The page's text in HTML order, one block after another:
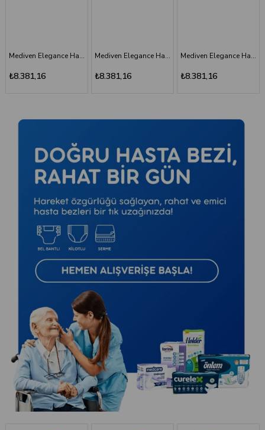
Mediven Elegance Hamile Varis Çorabı - CCL2 - Burnu Kapalı - Bej - 6 Numara - Kısa (Petite)
₺8.381,16
Mediven Elegance Hamile Varis Çorabı - CCL2 - Burnu Kapalı - Bej - 5 Numara - Kısa (Petite)
₺8.381,16
Mediven Elegance Hamile Varis Çorabı - CCL2 - Burnu Kapalı - Kaşmir - 3 Numara
₺8.381,16